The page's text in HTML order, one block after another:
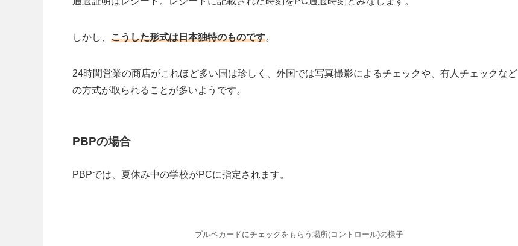
しかし、 こうした形式は日本独特のものです。
24時間営業の商店がこれほど多い国は珍しく、外国では写真撮影によるチェックや、有人チェックなど
の方式が取られることが多いようです。
PBPの場合
PBPでは、夏休み中の学校がPCに指定されます。
ブルベカードにチェックをもらう場所(コントロール)の様子